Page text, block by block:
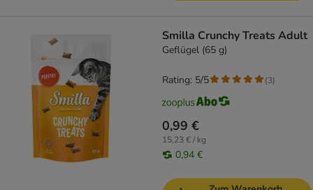
Smilla Crunchy Treats Adult
Geflügel (65 g)
0,99 €
15,23 € / kg
0,94 €
Rating: 5/5 (3)